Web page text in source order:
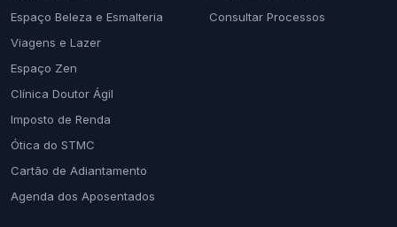
Espaço Beleza e Esmalteria
Viagens e Lazer
Espaço Zen
Clínica Doutor Ágil
Imposto de Renda
Ótica do STMC
Cartão de Adiantamento
Agenda dos Aposentados
Consultar Processos